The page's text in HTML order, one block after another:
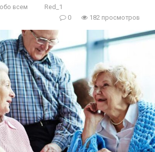
всем
Red_1
0
182 просмотров